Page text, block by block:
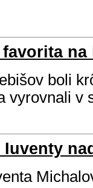
na
boli
vyrovnali v